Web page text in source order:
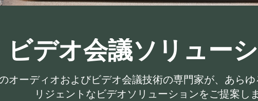
ビデオ会議ソリュー
オーディオおよびビデオ会議技術の専門家が、あら
リジェントなビデオソリューションをご提案しま